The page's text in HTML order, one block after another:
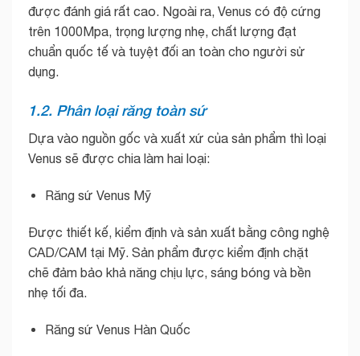
được đánh giá rất cao. Ngoài ra, Venus có độ cứng
trên 1000Mpa, trọng lượng nhẹ, chất lượng đạt
chuẩn quốc tế và tuyệt đối an toàn cho người sử
dụng.
1.2. Phân loại răng toàn sứ
Dựa vào nguồn gốc và xuất xứ của sản phẩm thì loại
Venus sẽ được chia làm hai loại:
Răng sứ Venus Mỹ
Được thiết kế, kiểm định và sản xuất bằng công nghệ
CAD/CAM tại Mỹ. Sản phẩm được kiểm định chặt
chẽ đảm bảo khả năng chịu lực, sáng bóng và bền
nhẹ tối đa.
Răng sứ Venus Hàn Quốc